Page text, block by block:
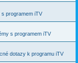
s programem iTV
s programem iTV
dotazy k programu iTV